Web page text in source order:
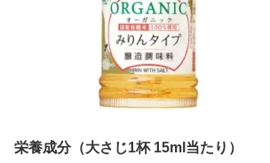
栄養成分（大さじ1杯 15ml当たり）